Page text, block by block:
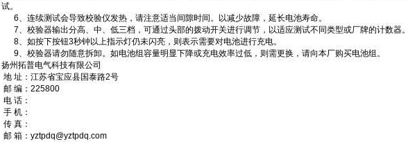
试。
6、连续测试会导致校验仪发热，请注意适当间隙时间。以减少故障，延长电池寿命。
7、校验器输出分高、中、低三档，可通过头部的拨动开关进行调节，以适应测试不同类型或厂牌的计数器。
8、如按下按钮3秒钟以上指示灯仍未闪亮，则表示需要对电池进行充电。
9、校验器请勿随意拆卸。如电池组容量明显下降或充电效率过低，则需更换，请向本厂购买电池组。
扬州拓普电气科技有限公司
地 址：江苏省宝应县国泰路2号
邮 编： 225800
电 话：
手 机：
传 真：
邮 箱：yztpdq@yztpdq.com